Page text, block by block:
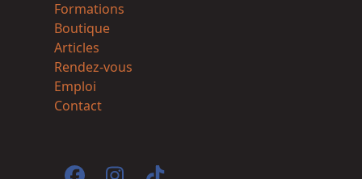
Formations
Boutique
Articles
Rendez-vous
Emploi
Contact